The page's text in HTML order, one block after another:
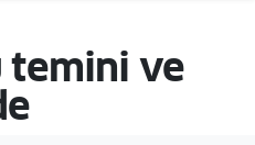
temini ve